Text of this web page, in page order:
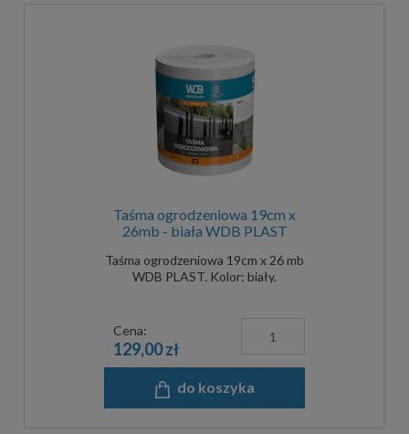
Taśma ogrodzeniowa 19cm x
26mb - biała WDB PLAST
Taśma ogrodzeniowa 19cm x 26 mb
WDB PLAST. Kolor: biały.
Cena:
129,00 zł
do koszyka